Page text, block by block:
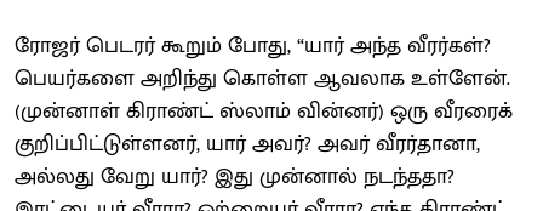
ரோஜர் பெடரர் கூறும் போது, “யார் அந்த வீரர்கள்?
பெயர்களை அறிந்து கொள்ள ஆவலாக உள்ளேன்.
(முன்னாள் கிராண்ட் ஸ்லாம் வின்னர்) ஒரு வீரரைக்
குறிப்பிட்டுள்ளனர், யார் அவர்? அவர் வீரர்தானா,
அல்லது வேறு யார்? இது முன்னால் நடந்ததா?